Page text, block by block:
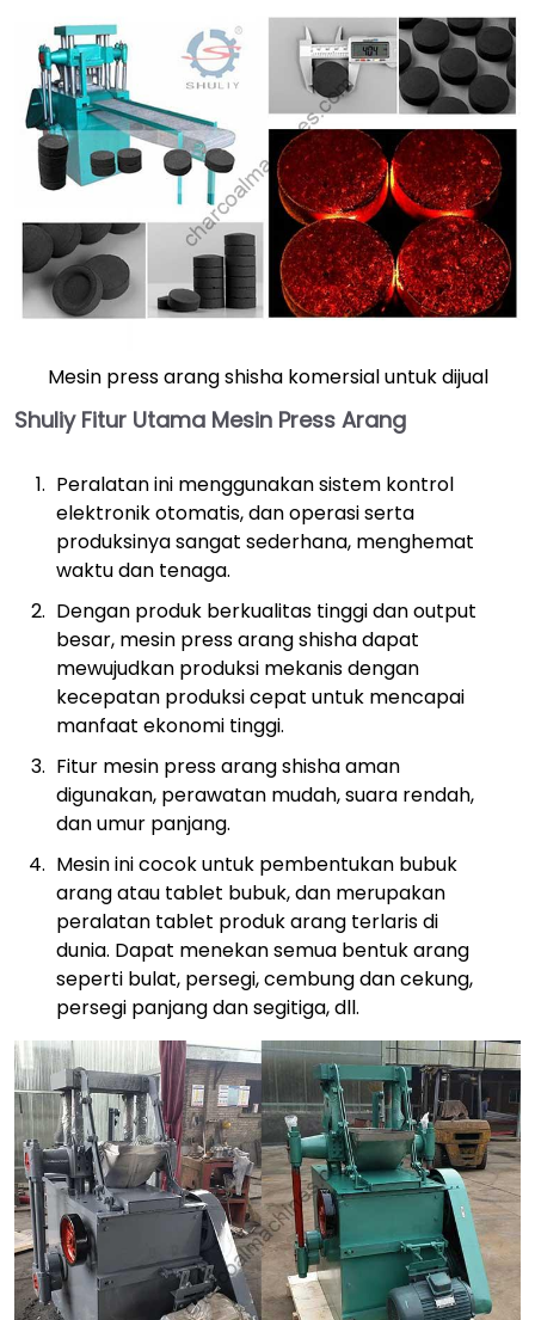
Mesin press arang shisha komersial untuk dijual
Shuliy Fitur Utama Mesin Press Arang
Peralatan ini menggunakan sistem kontrol
elektronik otomatis, dan operasi serta
produksinya sangat sederhana, menghemat
waktu dan tenaga.
Dengan produk berkualitas tinggi dan output
besar, mesin press arang shisha dapat
mewujudkan produksi mekanis dengan
kecepatan produksi cepat untuk mencapai
manfaat ekonomi tinggi.
Fitur mesin press arang shisha aman
digunakan, perawatan mudah, suara rendah,
dan umur panjang.
Mesin ini cocok untuk pembentukan bubuk
arang atau tablet bubuk, dan merupakan
peralatan tablet produk arang terlaris di
dunia. Dapat menekan semua bentuk arang
seperti bulat, persegi, cembung dan cekung,
persegi panjang dan segitiga, dll.